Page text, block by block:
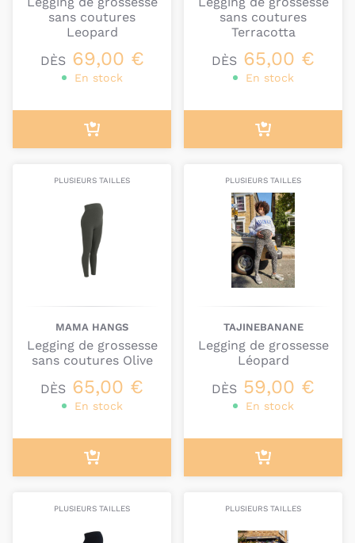
sans coutures
Leopard
DÈS 69,00 €
En stock
sans coutures
Terracotta
DÈS 65,00 €
En stock
PLUSIEURS TAILLES
MAMA HANGS
Legging de grossesse
sans coutures Olive
DÈS 65,00 €
En stock
PLUSIEURS TAILLES
TAJINEBANANE
Legging de grossesse
Léopard
DÈS 59,00 €
En stock
PLUSIEURS TAILLES PLUSIEURS TAILLES